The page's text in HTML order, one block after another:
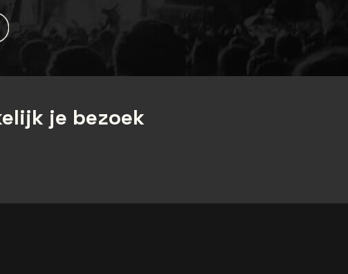
je bezoek